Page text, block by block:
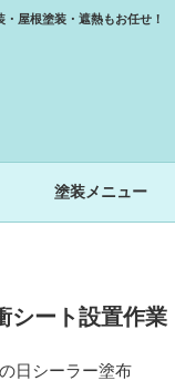
屋根塗装・遮熱もお任せ！
塗装メニュー
シート設置作業
日シーラー塗布